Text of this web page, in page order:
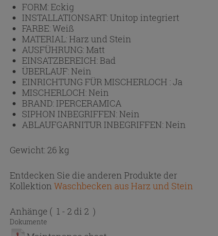
FORM:Eckig
INSTALLATIONSART:Unitop integriert
FARBE:Weiß
MATERIAL:Harz und Stein
AUSFÜHRUNG:Matt
EINSATZBEREICH:Bad
ÜBERLAUF:Nein
EINRICHTUNG FÜR MISCHERLOCH :Ja
MISCHERLOCH:Nein
BRAND: IPERCERAMICA
SIPHON INBEGRIFFEN:Nein
ABLAUFGARNITUR INBEGRIFFEN:Nein
Gewicht: 26 kg
Entdecken Sie die anderen Produkte der
Kollektion Waschbecken aus Harz und Stein
Anhänge ( 1 - 2 di 2 )
Dokumente